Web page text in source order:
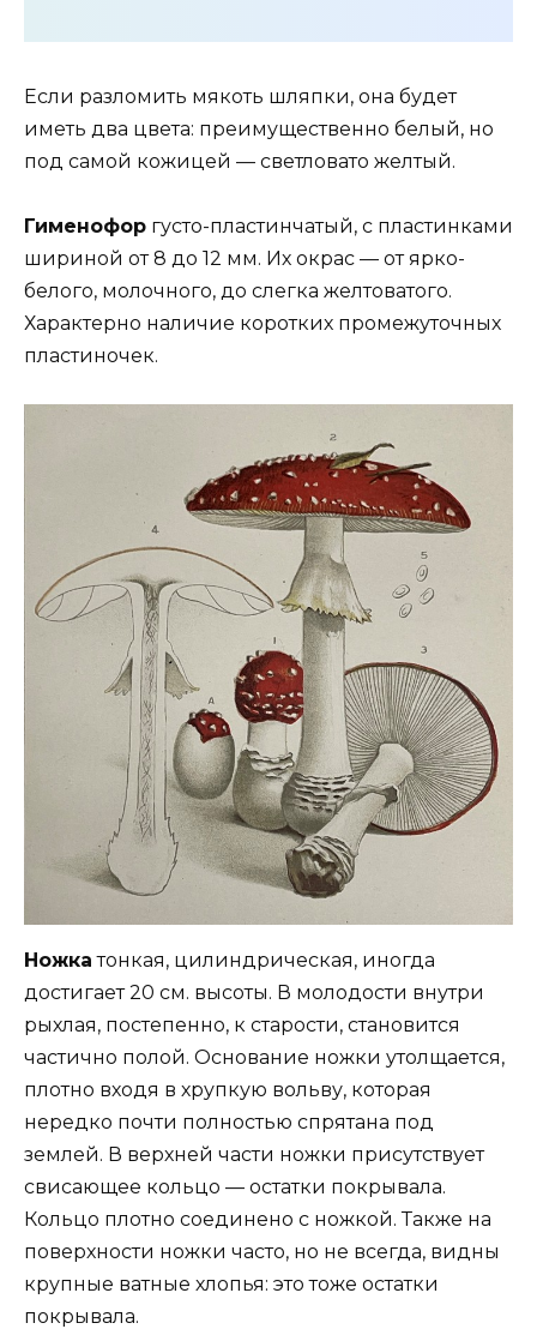
Если разломить мякоть шляпки, она будет
иметь два цвета: преимущественно белый, но
под самой кожицей — светловато желтый.
Гименофор густо-пластинчатый, с пластинками
шириной от 8 до 12 мм. Их окрас — от ярко-
белого, молочного, до слегка желтоватого.
Характерно наличие коротких промежуточных
пластиночек.
Ножка тонкая, цилиндрическая, иногда
достигает 20 см. высоты. В молодости внутри
рыхлая, постепенно, к старости, становится
частично полой. Основание ножки утолщается,
плотно входя в хрупкую вольву, которая
нередко почти полностью спрятана под
землей. В верхней части ножки присутствует
свисающее кольцо — остатки покрывала.
Кольцо плотно соединено с ножкой. Также на
поверхности ножки часто, но не всегда, видны
крупные ватные хлопья: это тоже остатки
покрывала.